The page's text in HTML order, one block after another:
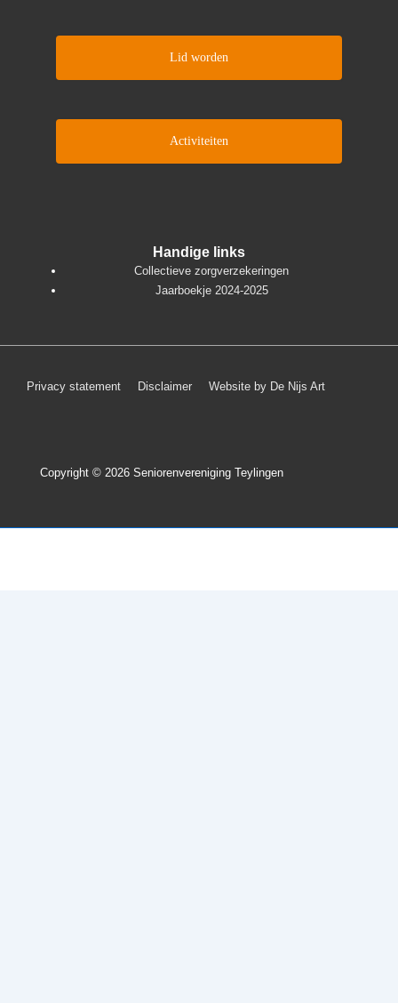
Lid worden
Activiteiten
Handige links
Collectieve zorgverzekeringen
Jaarboekje 2024-2025
Footer
Privacy statement Disclaimer Website by De Nijs Art
Copyright © 2026 Seniorenvereniging Teylingen